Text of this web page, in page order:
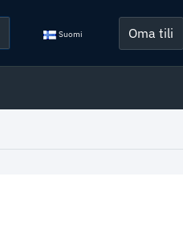
Suomi Oma tili